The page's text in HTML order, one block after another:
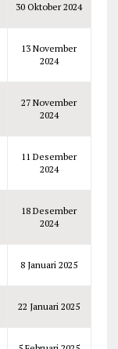
30 Oktober 2024
13 November
2024
27 November
2024
11 Desember
2024
18 Desember
2024
8 Januari 2025
22 Januari 2025